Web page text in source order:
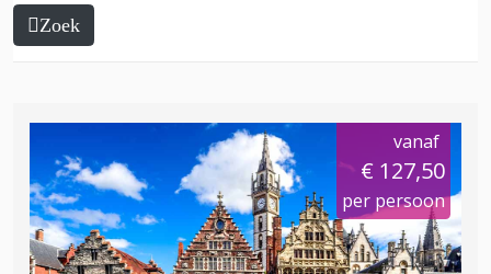
Zoek
vanaf
€ 127,50
per persoon